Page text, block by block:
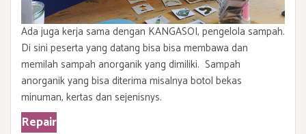
Ada juga kerja sama dengan KANGASOI, pengelola sampah.
Di sini peserta yang datang bisa bisa membawa dan
memilah sampah anorganik yang dimiliki. Sampah
anorganik yang bisa diterima misalnya botol bekas
minuman, kertas dan sejenisnys.
Repair